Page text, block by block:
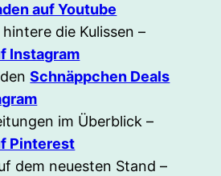
auf Youtube
die Kulissen –
Instagram
Schnäppchen Deals
im Überblick –
Pinterest
dem neuesten Stand –